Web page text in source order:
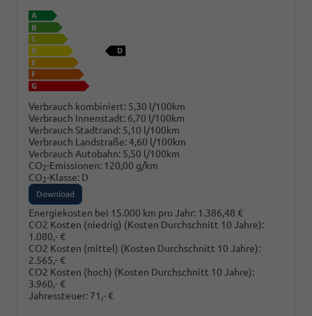
Verbrauch kombiniert: 5,30 l/100km
Verbrauch Innenstadt: 6,70 l/100km
Verbrauch Stadtrand: 5,10 l/100km
Verbrauch Landstraße:4,60 l/100km
Verbrauch Autobahn: 5,50 l/100km
CO2-Emissionen: 120,00 g/km
CO2-Klasse: D
Download
Energiekosten bei 15.000 km pro Jahr: 1.386,48 €
CO2 Kosten (niedrig) (Kosten Durchschnitt 10 Jahre):
1.080,- €
CO2 Kosten (mittel) (Kosten Durchschnitt 10 Jahre):
2.565,- €
CO2 Kosten (hoch) (Kosten Durchschnitt 10 Jahre):
3.960,- €
Jahressteuer: 71,- €